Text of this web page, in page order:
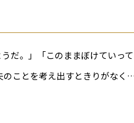
だ。」「このままぼけていっ
のことを考え出すときりがな